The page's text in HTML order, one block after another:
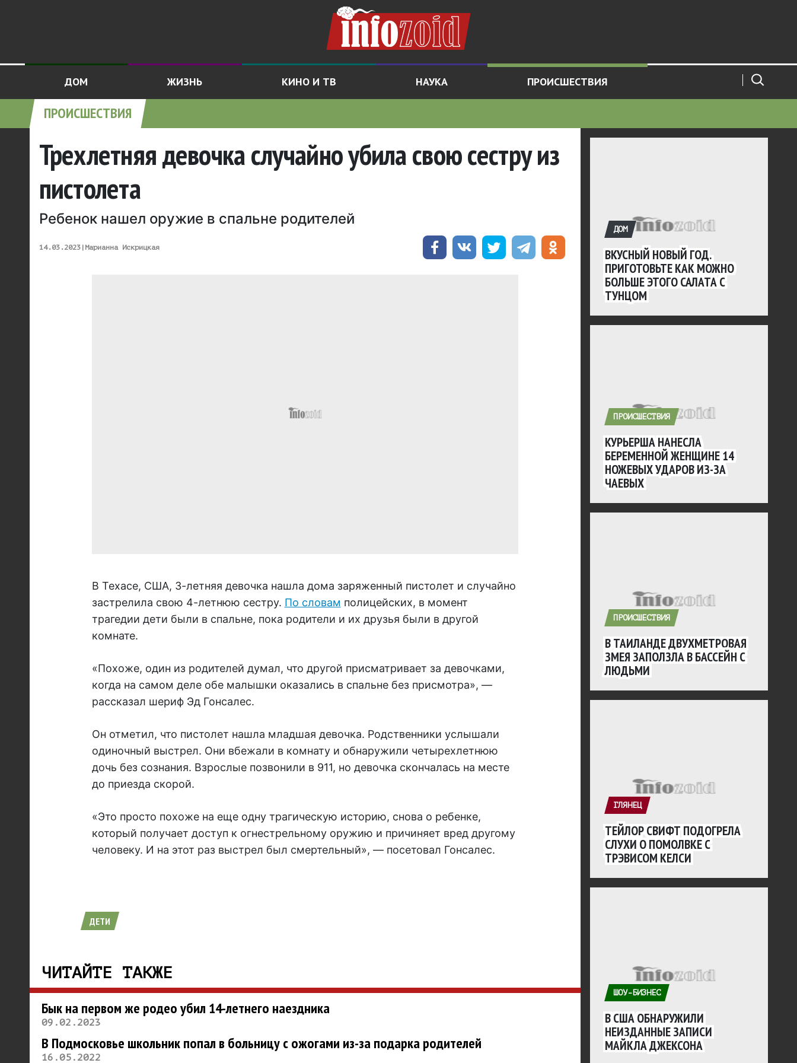
ДОМ ЖИЗНЬ КИНО И ТВ НАУКА ПРОИСШЕСТВИЯ
ПРОИСШЕСТВИЯ
Трехлетняя девочка случайно убила свою сестру из
пистолета
Ребенок нашел оружие в спальне родителей
14.03.2023| Марианна Искрицкая
В Техасе, США, 3-летняя девочка нашла дома заряженный пистолет и случайно
застрелила свою 4-летнюю сестру. По словам полицейских, в момент
трагедии дети были в спальне, пока родители и их друзья были в другой
комнате.
«Похоже, один из родителей думал, что другой присматривает за девочками,
когда на самом деле обе малышки оказались в спальне без присмотра», —
рассказал шериф Эд Гонсалес.
Он отметил, что пистолет нашла младшая девочка. Родственники услышали
одиночный выстрел. Они вбежали в комнату и обнаружили четырехлетнюю
дочь без сознания. Взрослые позвонили в 911, но девочка скончалась на месте
до приезда скорой.
«Это просто похоже на еще одну трагическую историю, снова о ребенке,
который получает доступ к огнестрельному оружию и причиняет вред другому
человеку. И на этот раз выстрел был смертельный», — посетовал Гонсалес.
ДЕТИ
ЧИТАЙТЕ ТАКЖЕ
Бык на первом же родео убил 14-летнего наездника
09.02.2023
В Подмосковье школьник попал в больницу с ожогами из-за подарка родителей
16.05.2022
ДОМ
ВКУСНЫЙ НОВЫЙ ГОД.
ПРИГОТОВЬТЕ КАК МОЖНО
БОЛЬШЕ ЭТОГО САЛАТА С
ТУНЦОМ
ПРОИСШЕСТВИЯ
КУРЬЕРША НАНЕСЛА
БЕРЕМЕННОЙ ЖЕНЩИНЕ 14
НОЖЕВЫХ УДАРОВ ИЗ-ЗА
ЧАЕВЫХ
ПРОИСШЕСТВИЯ
В ТАИЛАНДЕ ДВУХМЕТРОВАЯ
ЗМЕЯ ЗАПОЛЗЛА В БАССЕЙН С
ЛЮДЬМИ
ГЛЯНЕЦ
ТЕЙЛОР СВИФТ ПОДОГРЕЛА
СЛУХИ О ПОМОЛВКЕ С
ТРЭВИСОМ КЕЛСИ
ШОУ-БИЗНЕС
В США ОБНАРУЖИЛИ
НЕИЗДАННЫЕ ЗАПИСИ
МАЙКЛА ДЖЕКСОНА